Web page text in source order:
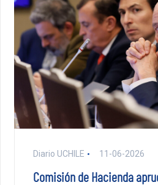
Diario UCHILE 11-06-2026
Comisión de Hacienda